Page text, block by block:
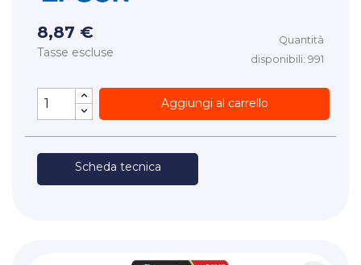
8,87 €
Tasse escluse
Quantità
disponibili: 991
Aggiungi al carrello
Scheda tecnica